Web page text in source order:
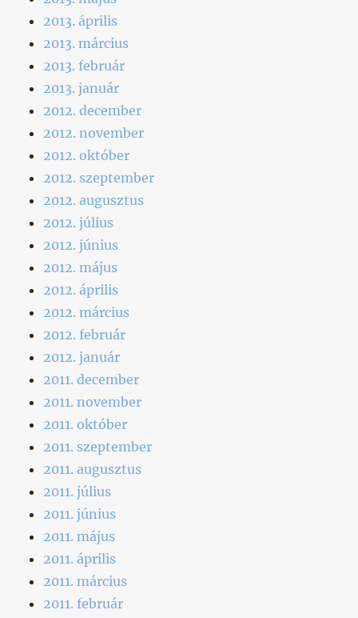
2013. április
2013. március
2013. február
2013. január
2012. december
2012. november
2012. október
2012. szeptember
2012. augusztus
2012. július
2012. június
2012. május
2012. április
2012. március
2012. február
2012. január
2011. december
2011. november
2011. október
2011. szeptember
2011. augusztus
2011. július
2011. június
2011. május
2011. április
2011. március
2011. február